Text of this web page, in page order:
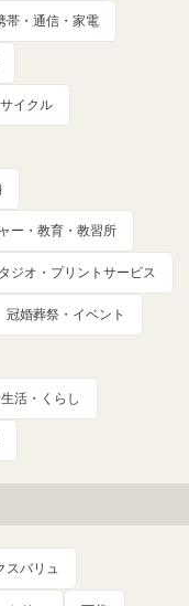
帯・通信・家電
イクル
ー・教育・教習所
ジオ・プリントサービス
冠婚葬祭・イベント
生活・くらし
スバリュ